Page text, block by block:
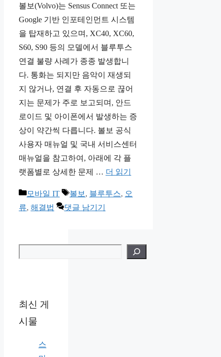
볼보(Volvo)는 Sensus Connect 또는
Google 기반 인포테인먼트 시스템
을 탑재하고 있으며, XC40, XC60,
S60, S90 등의 모델에서 블루투스
연결 불량 사례가 종종 발생합니
다. 통화는 되지만 음악이 재생되
지 않거나, 연결 후 자동으로 끊어
지는 문제가 주로 보고되며, 안드
로이드 및 아이폰에서 발생하는 증
상이 약간씩 다릅니다. 볼보 공식
사용자 매뉴얼 및 국내 서비스센터
매뉴얼을 참고하여, 아래에 각 플
랫폼별로 상세한 문제 … 더 읽기
카
테
모바일 IT
태
그
볼보 , 블루투스, 오
류, 해결법 댓글 남기기
최신 게
시물
스